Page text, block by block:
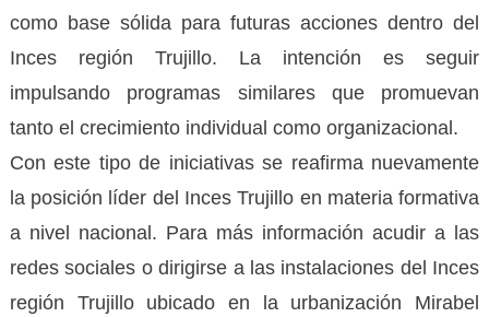
como base sólida para futuras acciones dentro del
Inces región Trujillo. La intención es seguir
impulsando programas similares que promuevan
tanto el crecimiento individual como organizacional.
Con este tipo de iniciativas se reafirma nuevamente
la posición líder del Inces Trujillo en materia formativa
a nivel nacional. Para más información acudir a las
redes sociales o dirigirse a las instalaciones del Inces
región Trujillo ubicado en la urbanización Mirabel